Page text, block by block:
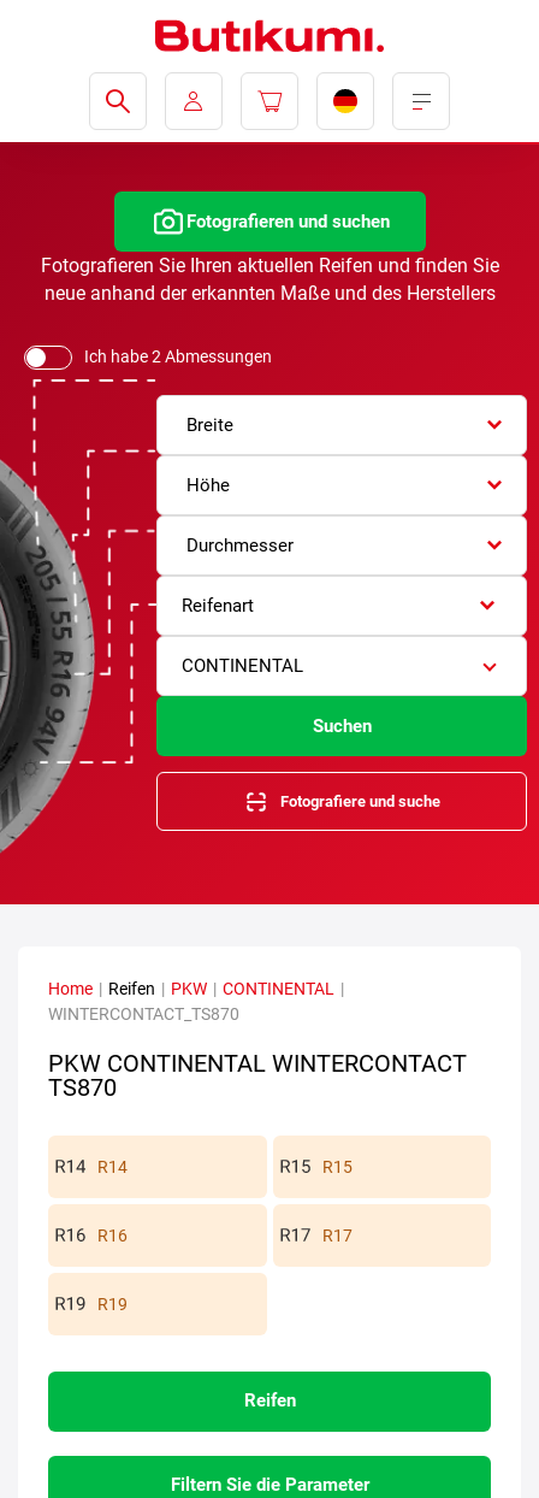
Fotografieren und suchen
Fotografieren Sie Ihren aktuellen Reifen und finden Sie
neue anhand der erkannten Maße und des Herstellers
Ich habe 2 Abmessungen
Breite
Höhe
Durchmesser
Reifenart
CONTINENTAL
Suchen
Fotografiere und suche
Home | Reifen | PKW | CONTINENTAL
|
WINTERCONTACT_TS870
PKW CONTINENTAL WINTERCONTACT
TS870
R14 R15
R16 R17
R19
Reifen
Filtern Sie die Parameter